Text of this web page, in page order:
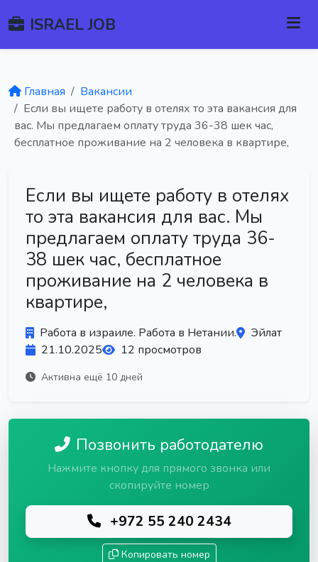
ISRAEL JOB
Главная
Вакансии
Если вы ищете работу в отелях то эта вакансия для
вас. Мы предлагаем оплату труда 36-38 шек час,
бесплатное проживание на 2 человека в квартире,
Если вы ищете работу в отелях
то эта вакансия для вас. Мы
предлагаем оплату труда 36-
38 шек час, бесплатное
проживание на 2 человека в
квартире,
Работа в израиле. Работа в Нетании.
Эйлат
21.10.2025
12 просмотров
Активна ещё 10 дней
Позвонить работодателю
Нажмите кнопку для прямого звонка или
скопируйте номер
+972 55 240 2434
Копировать номер